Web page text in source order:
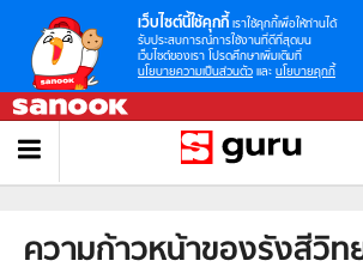
เว็บไซต์นี้ใช้คุกกี้ เราใช้คุกกี้เพื่อให้ท่านได้
รับประสบการณ์การใช้งานที่ดีที่สุดบน
เว็บไซต์ของเรา โปรดศึกษาเพิ่มเติมที่
นโยบายความเป็นส่วนตัว และ นโยบายคุกกี้
ความก้าวหน้าของรังสีวิท